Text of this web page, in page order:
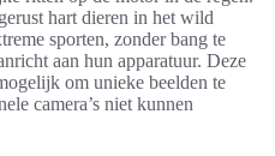
hart dieren in het wild
sporten, zonder bang te
aan hun apparatuur. Deze
om unieke beelden te
camera’s niet kunnen